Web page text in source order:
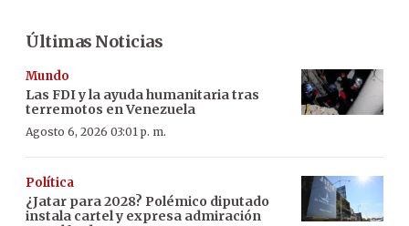
Últimas Noticias
Mundo
Las FDI y la ayuda humanitaria tras
terremotos en Venezuela
Agosto 6, 2026 03:01 p. m.
Política
¿Jatar para 2028? Polémico diputado
instala cartel y expresa admiración